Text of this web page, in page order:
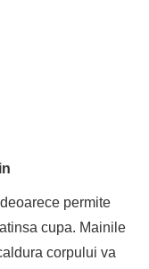
permite
cupa. Mainile
corpului va